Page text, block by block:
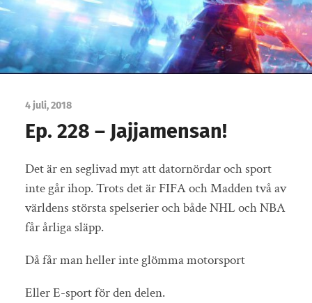
4 juli, 2018
Ep. 228 – Jajjamensan!
Det är en seglivad myt att datornördar och sport
inte går ihop. Trots det är FIFA och Madden två av
världens största spelserier och både NHL och NBA
får årliga släpp.
Då får man heller inte glömma motorsport
Eller E-sport för den delen.